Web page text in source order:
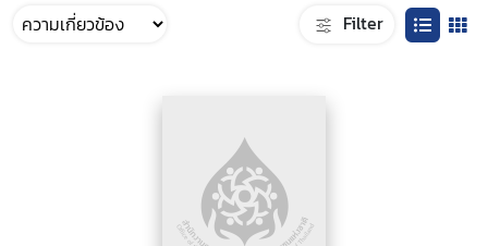
Filter